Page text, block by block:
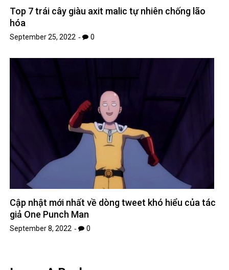
Top 7 trái cây giàu axit malic tự nhiên chống lão
hóa
September 25, 2022 0
Cập nhật mới nhất về dòng tweet khó hiểu của tác
giả One Punch Man
September 8, 2022 0